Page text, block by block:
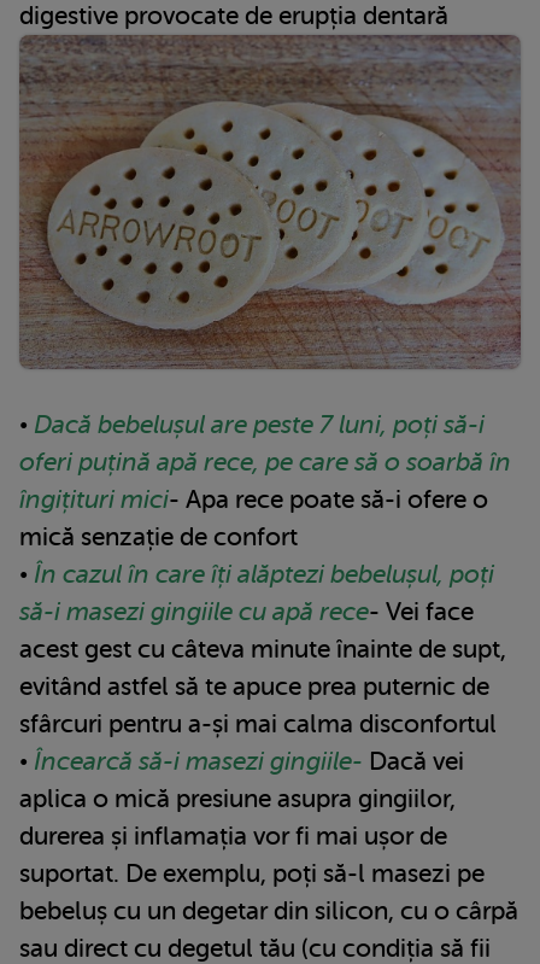
digestive provocate de erupția dentară
• Dacă bebelușul are peste 7 luni, poți să-i
oferi puțină apă rece, pe care să o soarbă în
îngițituri mici- Apa rece poate să-i ofere o
mică senzație de confort
• În cazul în care îți alăptezi bebelușul, poți
să-i masezi gingiile cu apă rece- Vei face
acest gest cu câteva minute înainte de supt,
evitând astfel să te apuce prea puternic de
sfârcuri pentru a-și mai calma disconfortul
• Încearcă să-i masezi gingiile- Dacă vei
aplica o mică presiune asupra gingiilor,
durerea și inflamația vor fi mai ușor de
suportat. De exemplu, poți să-l masezi pe
bebeluș cu un degetar din silicon, cu o cârpă
sau direct cu degetul tău (cu condiția să fii